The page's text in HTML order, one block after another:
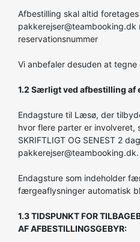
Afbestilling skal altid
pakkerejser@teambooking.dk
reservationsnummer
Vi anbefaler desuden at
1.2 Særligt ved afbestilling af
Endagsture til Læsø, der
hvor flere parter er involveret,
SKRIFTLIGT OG SENEST 2
pakkerejser@teambooking.dk.
Endagsture som indeholder
færgeaflysninger automatisk
1.3 TIDSPUNKT FOR
AF AFBESTILLINGSGEBYR: